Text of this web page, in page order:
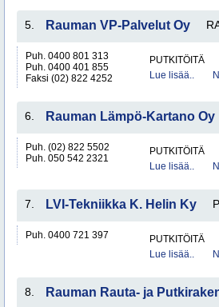
5. Rauman VP-Palvelut Oy
Puh. 0400 801 313
Puh. 0400 401 855
Faksi (02) 822 4252
PUTKITÖITÄ
Lue lisää..
6. Rauman Lämpö-Kartano Oy
Puh. (02) 822 5502
Puh. 050 542 2321
PUTKITÖITÄ
Lue lisää..
7. LVI-Tekniikka K. Helin Ky
Puh. 0400 721 397
PUTKITÖITÄ
Lue lisää..
8. Rauman Rauta- ja